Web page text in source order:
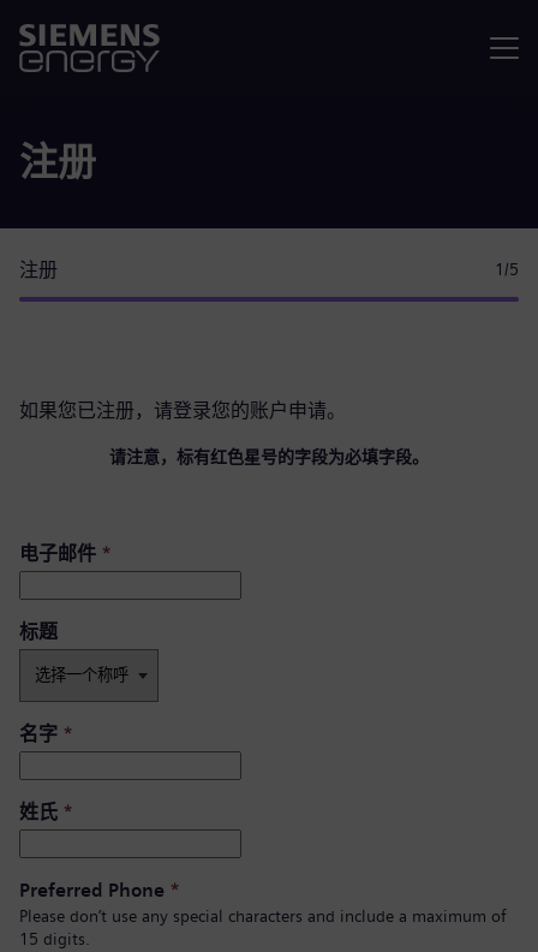
注册
注册 1 /5
如果您已注册，请登录您的账户 申请。
请注意，标有红色星号的字段为必填字段。
电子邮件 *
标题
名字 *
姓氏 *
Preferred Phone *
Please don’t use any special characters and include a maximum of
15 digits.